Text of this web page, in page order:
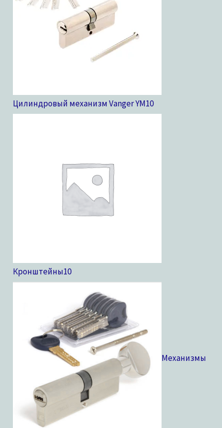
Цилиндровый механизм Vanger YM10
Кронштейны10
Механизмы